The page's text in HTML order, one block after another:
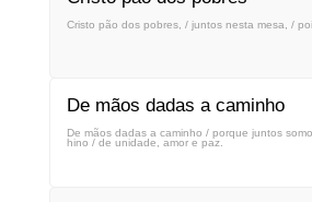
Cristo pão dos pobres, / juntos nesta mesa, /
De mãos dadas a caminho
De mãos dadas a caminho / porque juntos
hino / de unidade, amor e paz.